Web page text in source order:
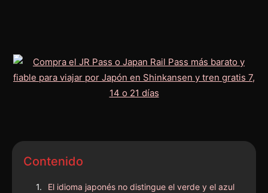
Contenido
El idioma japonés no distingue el verde y el azul